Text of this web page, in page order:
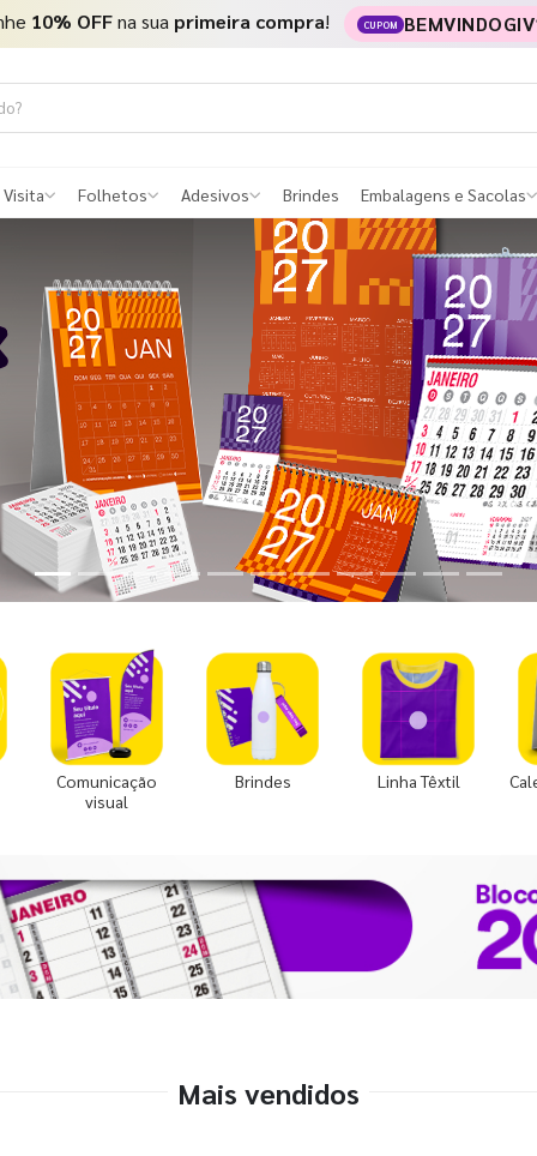
10% OFFna sua primeira compra! CUPOM
Folhetos Adesivos Brindes Embalagens e Sacolas
Comunicação
visual
Brindes Linha Têxtil
Mais vendidos